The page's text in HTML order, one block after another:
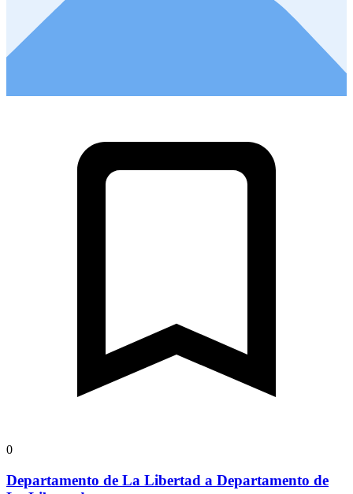
0
Departamento de La Libertad a Departamento de